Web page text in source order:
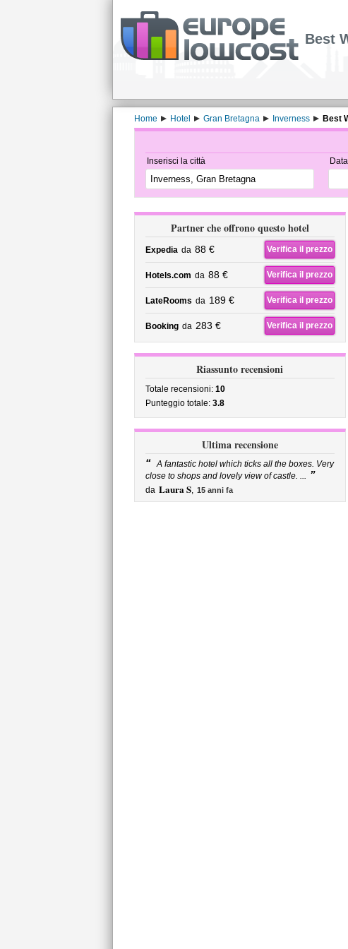
Best
Home Hotel Gran Bretagna Inverness Best
Inserisci la città
Partner che offrono questo hotel
Expedia da 88 € Verifica il prezzo
Hotels.com da 88 € Verifica il prezzo
LateRooms da 189 € Verifica il prezzo
Booking da 283 € Verifica il prezzo
Riassunto recensioni
Totale recensioni: 10
Punteggio totale: 3.8
Ultima recensione
“ A fantastic hotel which ticks all the boxes. Very
close to shops and lovely view of castle. ... ”
da Laura S, 15 anni fa